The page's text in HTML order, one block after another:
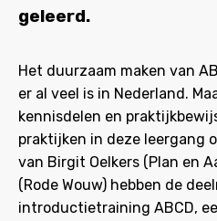
geleerd.
Het duurzaam maken van
er al veel is in Nederland.
kennisdelen en
praktijken in deze leergang
van Birgit Oelkers (Plan en
(Rode Wouw) hebben de
introductietraining ABCD,